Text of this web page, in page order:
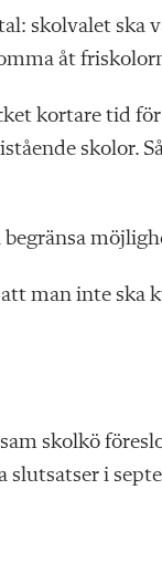
skolvalet ska
åt
kortare tid
skolor.
man inte ska
skolkö
slutsatser i